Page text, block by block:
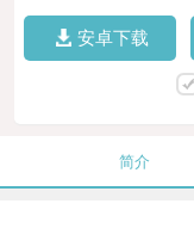
安卓下载
简介